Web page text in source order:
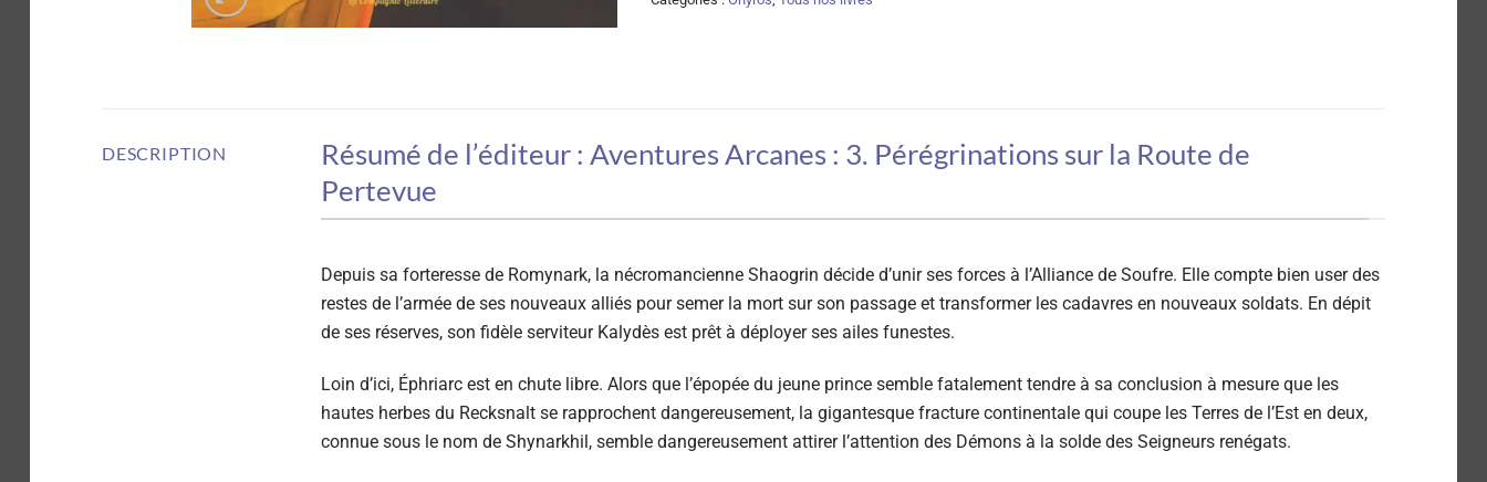
DESCRIPTION
Résumé de l’éditeur : Aventures Arcanes : 3. Pérégrinations sur la Route de
Pertevue
Depuis sa forteresse de Romynark, la nécromancienne Shaogrin décide d’unir ses forces à l’Alliance de Soufre. Elle compte bien user des
restes de l’armée de ses nouveaux alliés pour semer la mort sur son passage et transformer les cadavres en nouveaux soldats. En dépit
de ses réserves, son fidèle serviteur Kalydès est prêt à déployer ses ailes funestes.
Loin d’ici, Éphriarc est en chute libre. Alors que l’épopée du jeune prince semble fatalement tendre à sa conclusion à mesure que les
hautes herbes du Recksnalt se rapprochent dangereusement, la gigantesque fracture continentale qui coupe les Terres de l’Est en deux,
connue sous le nom de Shynarkhil, semble dangereusement attirer l’attention des Démons à la solde des Seigneurs renégats.